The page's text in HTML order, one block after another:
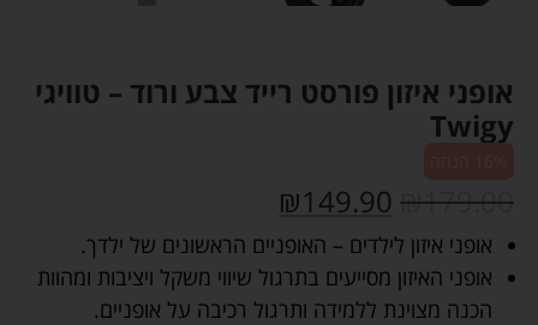
אופני איזון פורסט רייד צבע ורוד – טוויגי
Twigy
₪179.00
₪149.90
אופני איזון לילדים – האופניים הראשונים של ילדך.
אופני האיזון מסייעים בתרגול שיווי משקל ויציבות ומהוות
הכנה מצוינת ללמידה ותרגול רכיבה על אופניים.